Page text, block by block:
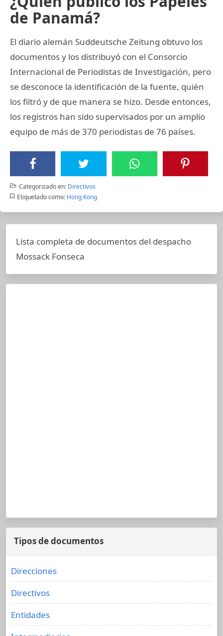
de Panamá?
El diario alemán Suddeutsche Zeitung obtuvo los
documentos y los distribuyó con el Consorcio
Internacional de Periodistas de Investigación, pero
se desconoce la identificación de la fuente, quién
los filtró y de que manera se hizo. Desde entonces,
los registros han sido supervisados por un amplio
equipo de más de 370 periodistas de 76 países.
Categorizado en: Directivos
Etiquetado como: Hong Kong
Lista completa de documentos del despacho
Mossack Fonseca
Tipos de documentos
Direcciones
Directivos
Entidades